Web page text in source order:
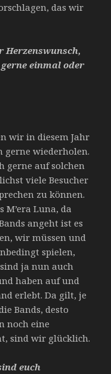
das wir
Herzenswunsch,
einmal oder
wir in diesem Jahr
gerne wiederholen.
gerne auf solchen
viele Besucher
zu können.
M’era Luna, da
angeht ist es
wir müssen und
spielen,
ja nun auch
haben auf und
erlebt. Da gilt, je
Bands, desto
noch eine
sind wir glücklich.
euch